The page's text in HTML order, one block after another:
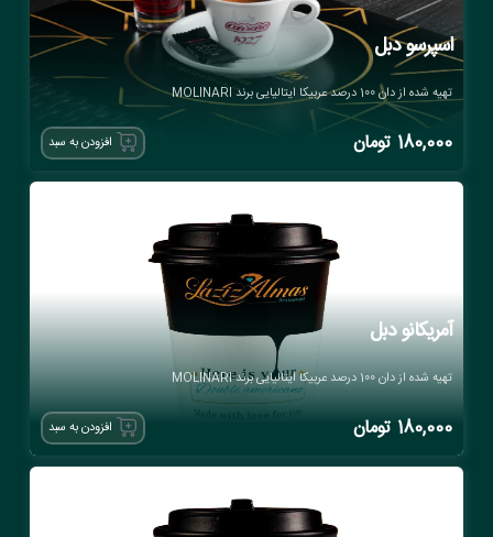
اسپرسو دبل
تهیه شده از دان 100 درصد عربیکا ایتالیایی برند MOLINARI
180,000 تومان افزودن به سبد
آمریکانو دبل
تهیه شده از دان 100 درصد عربیکا ایتالیایی برند MOLINARI
180,000 تومان افزودن به سبد